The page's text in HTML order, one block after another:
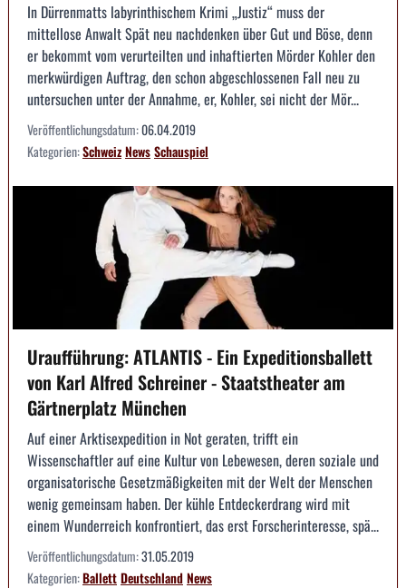
In Dürrenmatts labyrinthischem Krimi „Justiz“ muss der
mittellose Anwalt Spät neu nachdenken über Gut und Böse, denn
er bekommt vom verurteilten und inhaftierten Mörder Kohler den
merkwürdigen Auftrag, den schon abgeschlossenen Fall neu zu
untersuchen unter der Annahme, er, Kohler, sei nicht der Mör...
Veröffentlichungsdatum:06.04.2019
Kategorien:SchweizNewsSchauspiel
Uraufführung: ATLANTIS - Ein Expeditionsballett
von Karl Alfred Schreiner - Staatstheater am
Gärtnerplatz München
Auf einer Arktisexpedition in Not geraten, trifft ein
Wissenschaftler auf eine Kultur von Lebewesen, deren soziale und
organisatorische Gesetzmäßigkeiten mit der Welt der Menschen
wenig gemeinsam haben. Der kühle Entdeckerdrang wird mit
einem Wunderreich konfrontiert, das erst Forscherinteresse, spä...
Veröffentlichungsdatum:31.05.2019
Kategorien:BallettDeutschlandNews